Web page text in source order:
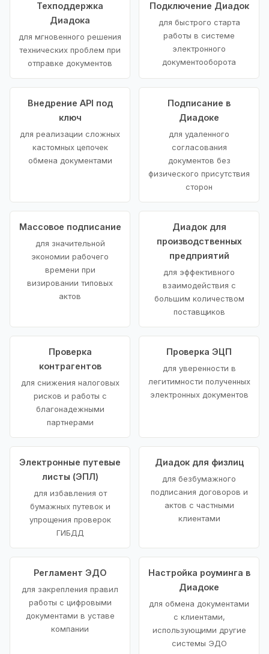
Техподдержка
Диадока
для мгновенного решения
технических проблем при
отправке документов
Подключение Диадок
для быстрого старта
работы в системе
электронного
документооборота
Внедрение API под
ключ
для реализации сложных
кастомных цепочек
обмена документами
Подписание в
Диадоке
для удаленного
согласования
документов без
физического присутствия
сторон
Массовое подписание
для значительной
экономии рабочего
времени при
визировании типовых
актов
Диадок для
производственных
предприятий
для эффективного
взаимодействия с
большим количеством
поставщиков
Проверка
контрагентов
для снижения налоговых
рисков и работы с
благонадежными
партнерами
Проверка ЭЦП
для уверенности в
легитимности полученных
электронных документов
Электронные путевые
листы (ЭПЛ)
для избавления от
бумажных путевок и
упрощения проверок
ГИБДД
Диадок для физлиц
для безбумажного
подписания договоров и
актов с частными
клиентами
Регламент ЭДО
для закрепления правил
работы с цифровыми
документами в уставе
компании
Настройка роуминга в
Диадоке
для обмена документами
с клиентами,
использующими другие
системы ЭДО